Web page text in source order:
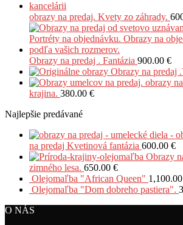
obrazy na predaj. Kvety zo záhrady.
Obrazy na predaj . Fantázia 900.00 €
Obrazy na predaj
obrazy
krajina. 380.00 €
Najlepšie predávané
na predaj Kvetinová fantázia 600.00 €
Obrazy
zimného lesa. 650.00 €
Olejomaľba "African Queen" 1,100.00
Olejomaľba "Dom dobreho pastiera".
O NÁS